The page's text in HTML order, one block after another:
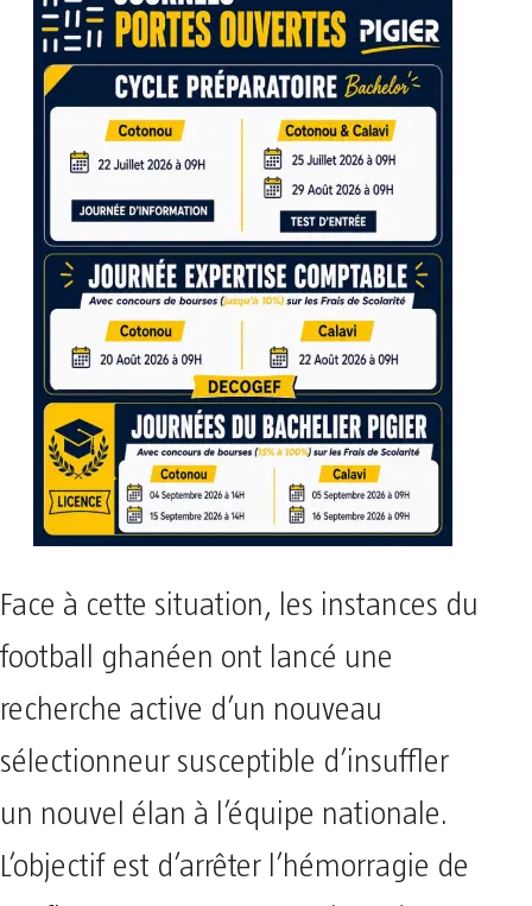
Face à cette situation, les instances du
football ghanéen ont lancé une
recherche active d’un nouveau
sélectionneur susceptible d’insuffler
un nouvel élan à l’équipe nationale.
L’objectif est d’arrêter l’hémorragie de